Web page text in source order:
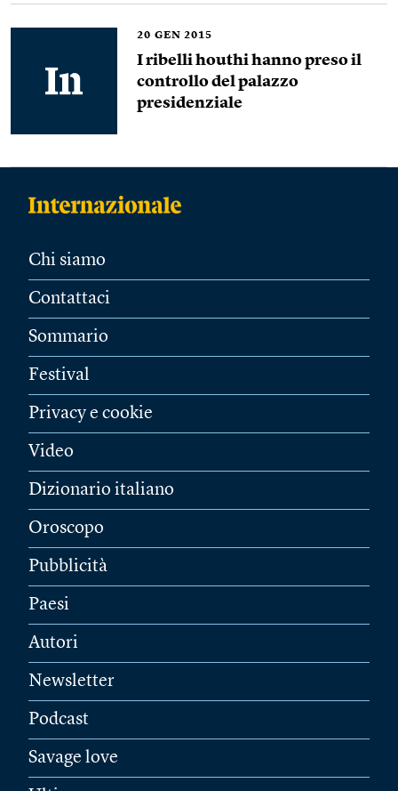
20 GEN 2015
I ribelli houthi hanno preso il
controllo del palazzo
presidenziale
Chi siamo
Contattaci
Sommario
Festival
Privacy e cookie
Video
Dizionario italiano
Oroscopo
Pubblicità
Paesi
Autori
Newsletter
Podcast
Savage love